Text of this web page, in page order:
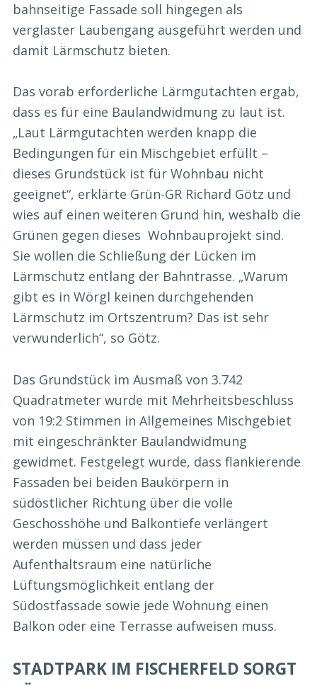
bahnseitige Fassade soll hingegen als
verglaster Laubengang ausgeführt werden und
damit Lärmschutz bieten.
Das vorab erforderliche Lärmgutachten ergab,
dass es für eine Baulandwidmung zu laut ist.
„Laut Lärmgutachten werden knapp die
Bedingungen für ein Mischgebiet erfüllt –
dieses Grundstück ist für Wohnbau nicht
geeignet“, erklärte Grün-GR Richard Götz und
wies auf einen weiteren Grund hin, weshalb die
Grünen gegen dieses Wohnbauprojekt sind.
Sie wollen die Schließung der Lücken im
Lärmschutz entlang der Bahntrasse. „Warum
gibt es in Wörgl keinen durchgehenden
Lärmschutz im Ortszentrum? Das ist sehr
verwunderlich“, so Götz.
Das Grundstück im Ausmaß von 3.742
Quadratmeter wurde mit Mehrheitsbeschluss
von 19:2 Stimmen in Allgemeines Mischgebiet
mit eingeschränkter Baulandwidmung
gewidmet. Festgelegt wurde, dass flankierende
Fassaden bei beiden Baukörpern in
südöstlicher Richtung über die volle
Geschosshöhe und Balkontiefe verlängert
werden müssen und dass jeder
Aufenthaltsraum eine natürliche
Lüftungsmöglichkeit entlang der
Südostfassade sowie jede Wohnung einen
Balkon oder eine Terrasse aufweisen muss.
STADTPARK IM FISCHERFELD SORGT